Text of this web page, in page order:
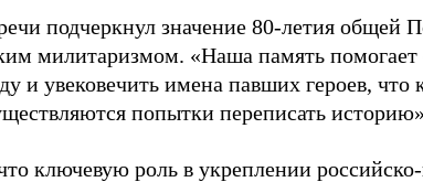
подчеркнул значение 80-летия общей
милитаризмом. «Наша память помогает
и увековечить имена павших героев, что
попытки переписать
ключевую роль в укреплении